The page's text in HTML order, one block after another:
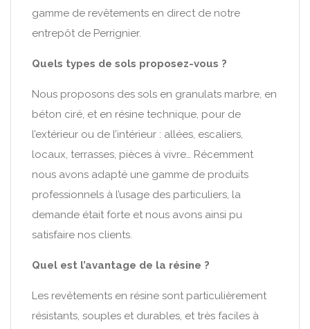
gamme de revêtements en direct de notre
entrepôt de Perrignier.
Quels types de sols proposez-vous ?
Nous proposons des sols en granulats marbre, en
béton ciré, et en résine technique, pour de
l’extérieur ou de l’intérieur : allées, escaliers,
locaux, terrasses, pièces à vivre… Récemment
nous avons adapté une gamme de produits
professionnels à l’usage des particuliers, la
demande était forte et nous avons ainsi pu
satisfaire nos clients.
Quel est l’avantage de la résine ?
Les revêtements en résine sont particulièrement
résistants, souples et durables, et très faciles à